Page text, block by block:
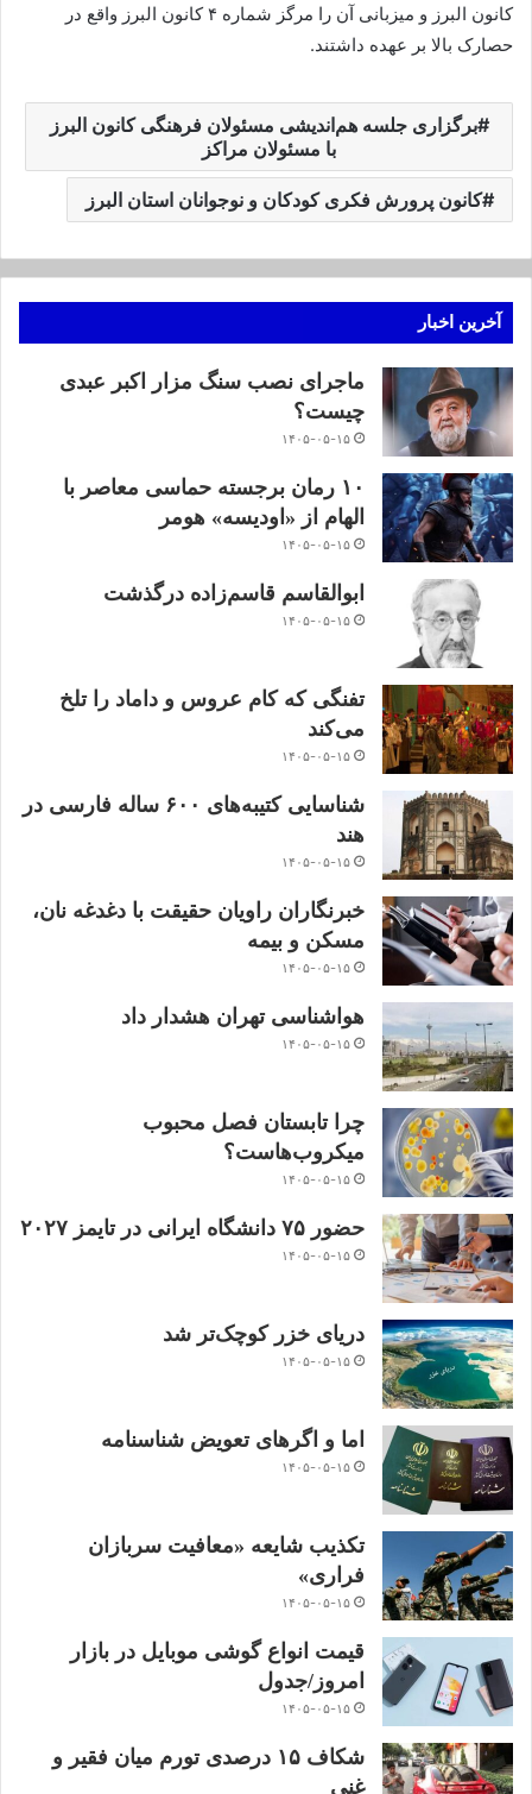
کانون البرز و میزبانی آن را مرگز شماره ۴ کانون البرز واقع در
حصارک بالا بر عهده داشتند.
برگزاری جلسه هم‌اندیشی مسئولان فرهنگی کانون البرز
با مسئولان مراکز
کانون پرورش فکری کودکان و نوجوانان استان البرز
آخرین اخبار
ماجرای نصب سنگ مزار اکبر عبدی
چیست؟
۱۴۰۵-۰۵-۱۵
۱۰ رمان برجسته حماسی معاصر با
الهام از «اودیسه» هومر
۱۴۰۵-۰۵-۱۵
ابوالقاسم قاسم‌زاده درگذشت
۱۴۰۵-۰۵-۱۵
تفنگی که کام عروس و داماد را تلخ
می‌کند
۱۴۰۵-۰۵-۱۵
شناسایی کتیبه‌های ۶۰۰ ساله فارسی در
هند
۱۴۰۵-۰۵-۱۵
خبرنگاران راویان حقیقت با دغدغه نان،
مسکن و بیمه
۱۴۰۵-۰۵-۱۵
هواشناسی تهران هشدار داد
۱۴۰۵-۰۵-۱۵
چرا تابستان فصل محبوب
میکروب‌هاست؟
۱۴۰۵-۰۵-۱۵
حضور ۷۵ دانشگاه ایرانی در تایمز ۲۰۲۷
۱۴۰۵-۰۵-۱۵
دریای خزر کوچک‌تر شد
۱۴۰۵-۰۵-۱۵
اما و اگرهای تعویض شناسنامه
۱۴۰۵-۰۵-۱۵
تکذیب شایعه «معافیت سربازان
فراری»
۱۴۰۵-۰۵-۱۵
قیمت انواع گوشی موبایل در بازار
امروز/جدول
۱۴۰۵-۰۵-۱۵
شکاف ۱۵ درصدی تورم میان فقیر و
غنی